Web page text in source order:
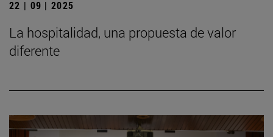
22 | 09 | 2025
La hospitalidad, una propuesta de valor
diferente